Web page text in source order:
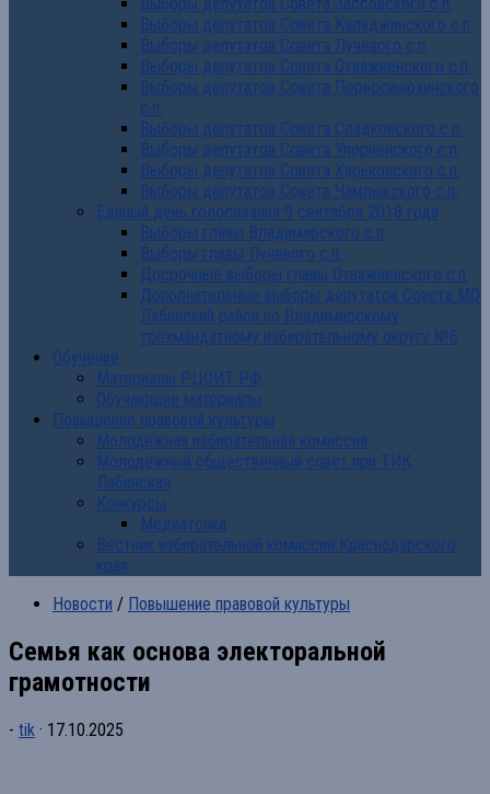
Выборы депутатов Совета Каладжинского с.п.
Выборы депутатов Совета Лучевого с.п.
Выборы депутатов Совета Отважненского с.п.
Выборы депутатов Совета Первосинюхинского
с.п.
Выборы депутатов Совета Сладковского с.п.
Выборы депутатов Совета Упорненского с.п.
Выборы депутатов Совета Харьковского с.п.
Выборы депутатов Совета Чамлыкского с.п.
Единый день голосования 9 сентября 2018 года
Выборы главы Владимирского с.п.
Выборы главы Лучевого с.п.
Досрочные выборы главы Отважненского с.п.
Дополнительные выборы депутатов Совета МО
Лабинский район по Владимирскому
трехмандатному избирательному округу №6
Обучение
Материалы РЦОИТ РФ
Обучающие материалы
Повышение правовой культуры
Молодежная избирательная комиссия
Молодежный общественный совет при ТИК
Лабинская
Конкурсы
Медиаточка
Вестник избирательной комиссии Краснодарского
края
Новости / Повышение правовой культуры
Семья как основа электоральной
грамотности
- tik · 17.10.2025